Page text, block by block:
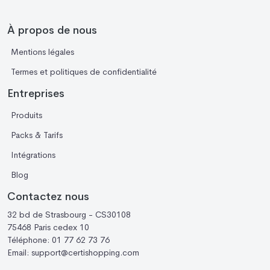
À propos de nous
Mentions légales
Termes et politiques de confidentialité
Entreprises
Produits
Packs & Tarifs
Intégrations
Blog
Contactez nous
32 bd de Strasbourg - CS30108
75468 Paris cedex 10
Téléphone: 01 77 62 73 76
Email: support@certishopping.com